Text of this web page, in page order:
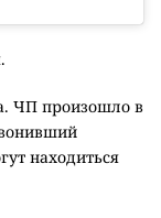
ЧП произошло в
находиться